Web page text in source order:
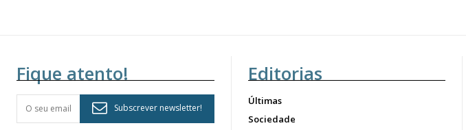
Fique atento!
Subscrever newsletter!
Editorias
Últimas
Sociedade